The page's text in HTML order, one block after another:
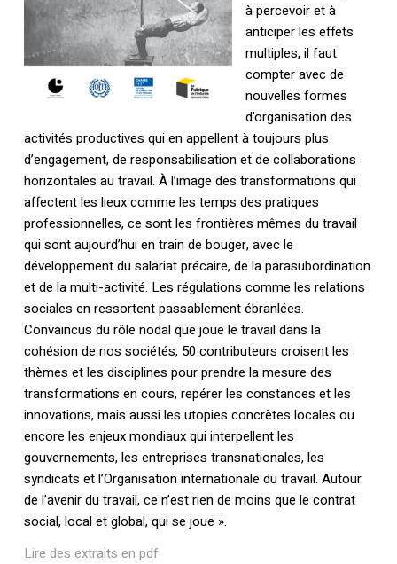
à percevoir et à
anticiper les effets
multiples, il faut
compter avec de
nouvelles formes
d’organisation des
activités productives qui en appellent à toujours plus
d’engagement, de responsabilisation et de collaborations
horizontales au travail. À l’image des transformations qui
affectent les lieux comme les temps des pratiques
professionnelles, ce sont les frontières mêmes du travail
qui sont aujourd’hui en train de bouger, avec le
développement du salariat précaire, de la parasubordination
et de la multi-activité. Les régulations comme les relations
sociales en ressortent passablement ébranlées.
Convaincus du rôle nodal que joue le travail dans la
cohésion de nos sociétés, 50 contributeurs croisent les
thèmes et les disciplines pour prendre la mesure des
transformations en cours, repérer les constances et les
innovations, mais aussi les utopies concrètes locales ou
encore les enjeux mondiaux qui interpellent les
gouvernements, les entreprises transnationales, les
syndicats et l’Organisation internationale du travail. Autour
de l’avenir du travail, ce n’est rien de moins que le contrat
social, local et global, qui se joue ».
Lire des extraits en pdf